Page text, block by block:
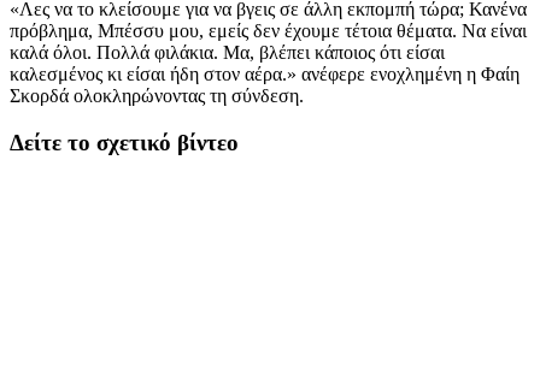
«Λες να το κλείσουμε για να βγεις σε άλλη εκπομπή τώρα; Κανένα
πρόβλημα, Μπέσσυ μου, εμείς δεν έχουμε τέτοια θέματα. Να είναι
καλά όλοι. Πολλά φιλάκια. Μα, βλέπει κάποιος ότι είσαι
καλεσμένος κι είσαι ήδη στον αέρα.» ανέφερε ενοχλημένη η Φαίη
Σκορδά ολοκληρώνοντας τη σύνδεση.
Δείτε το σχετικό βίντεο